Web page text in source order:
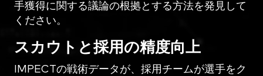
手獲得に関する議論の根拠とする方法を発見して
ください。
スカウトと採用の精度向上
IMPECTの戦術データが、採用チームが選手をク